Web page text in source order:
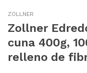
ZOLLNER
Zollner
cuna 400g,
relleno de